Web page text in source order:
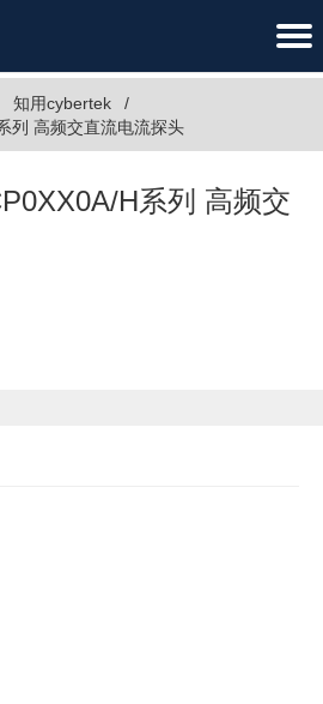
知用cybertek
列 高频交直流电流探头
H系列 高频交